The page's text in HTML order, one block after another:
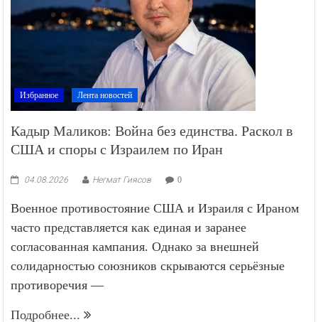
Избранное Лента новостей
Кадыр Маликов: Война без единства. Раскол в
США и споры с Израилем по Иран
04.08.2026 Негмат Гиясов 0
Военное противостояние США и Израиля с Ираном
часто представляется как единая и заранее
согласованная кампания. Однако за внешней
солидарностью союзников скрываются серьёзные
противоречия —
Подробнее...